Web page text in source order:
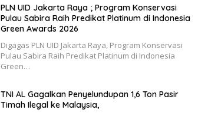
PLN UID Jakarta Raya ; Program Konservasi
Pulau Sabira Raih Predikat Platinum di Indonesia
Green Awards 2026
Digagas PLN UID Jakarta Raya, Program Konservasi
Pulau Sabira Raih Predikat Platinum di Indonesia
Green…
TNI AL Gagalkan Penyelundupan 1,6 Ton Pasir
Timah Ilegal ke Malaysia,